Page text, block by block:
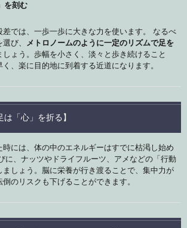
を刻む
差では、一歩一歩に大きな力を使います。 なるべ
び、 メトロノームのように一定のリズムで足を
しょう。歩幅を小さく、淡々と歩き続けること
、楽に目的地に到着する近道になります。
は「心」を折る】
時には、体の中のエネルギーはすでに枯渇し始め
に、ナッツやドライフルーツ、アメなどの「行動
しょう。脳に栄養が行き渡ることで、集中力が
のリスクも下げることができます。